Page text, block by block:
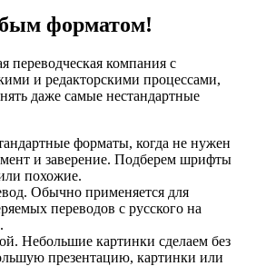
форматом!
переводческая компания с
и редакторскими процессами,
даже самые нестандартные
форматы, когда не нужен
и заверение. Подберем шрифты
похожие.
Обычно применяется для
переводов с русского на
Небольшие картинки сделаем без
презентацию, картинки или